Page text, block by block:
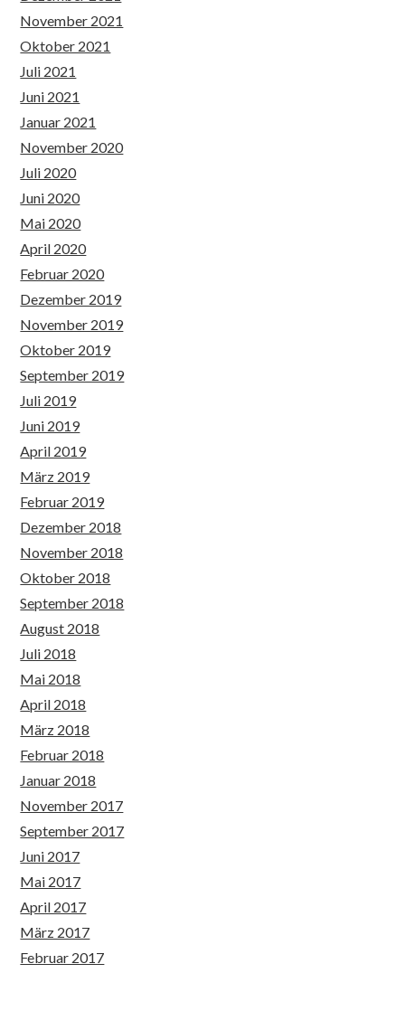
November 2021
Oktober 2021
Juli 2021
Juni 2021
Januar 2021
November 2020
Juli 2020
Juni 2020
Mai 2020
April 2020
Februar 2020
Dezember 2019
November 2019
Oktober 2019
September 2019
Juli 2019
Juni 2019
April 2019
März 2019
Februar 2019
Dezember 2018
November 2018
Oktober 2018
September 2018
August 2018
Juli 2018
Mai 2018
April 2018
März 2018
Februar 2018
Januar 2018
November 2017
September 2017
Juni 2017
Mai 2017
April 2017
März 2017
Februar 2017